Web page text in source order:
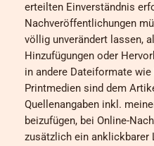
erteilten Einverständnis
Nachveröffentlichungen
völlig unverändert lassen,
Hinzufügungen oder
in andere Dateiformate
Printmedien sind dem
Quellenangaben inkl.
beizufügen, bei Online-
zusätzlich ein anklickbarer